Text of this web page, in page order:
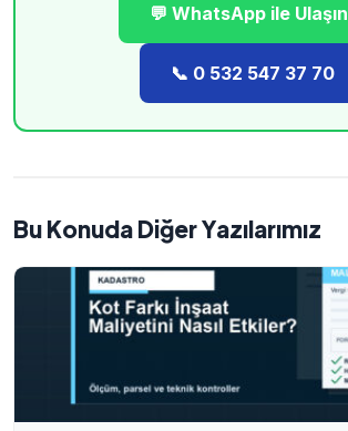
💬 WhatsApp ile Ulaşın
📞 0 532 547 37 70
Bu Konuda Diğer Yazılarımız